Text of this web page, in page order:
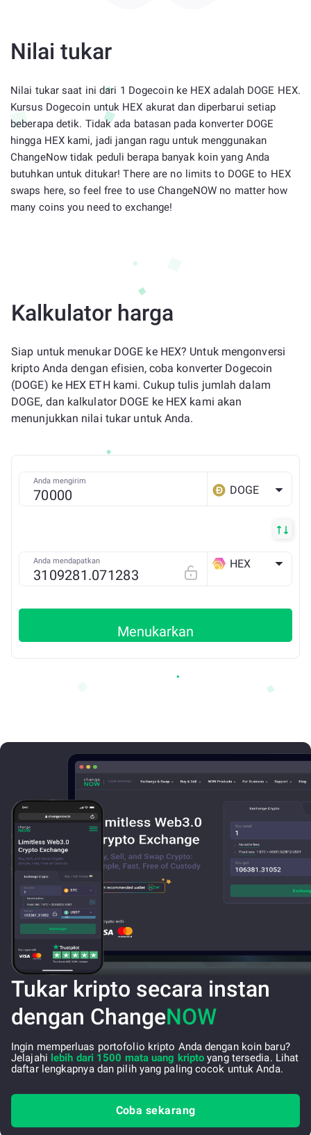
Nilai tukar
Nilai tukar saat ini dari 1 Dogecoin ke HEX adalah DOGE HEX.
Kursus Dogecoin untuk HEX akurat dan diperbarui setiap
beberapa detik. Tidak ada batasan pada konverter DOGE
hingga HEX kami, jadi jangan ragu untuk menggunakan
ChangeNow tidak peduli berapa banyak koin yang Anda
butuhkan untuk ditukar! There are no limits to DOGE to HEX
swaps here, so feel free to use ChangeNOW no matter how
many coins you need to exchange!
Kalkulator harga
Siap untuk menukar DOGE ke HEX? Untuk mengonversi
kripto Anda dengan efisien, coba konverter Dogecoin
(DOGE) ke HEX ETH kami. Cukup tulis jumlah dalam
DOGE, dan kalkulator DOGE ke HEX kami akan
menunjukkan nilai tukar untuk Anda.
Anda mengirim
DOGE
Anda mendapatkan HEX
Menukarkan
Tukar kripto secara instan
dengan ChangeNOW
Ingin memperluas portofolio kripto Anda dengan koin baru?
Jelajahi lebih dari 1500 mata uang kripto yang tersedia. Lihat
daftar lengkapnya dan pilih yang paling cocok untuk Anda.
Coba sekarang